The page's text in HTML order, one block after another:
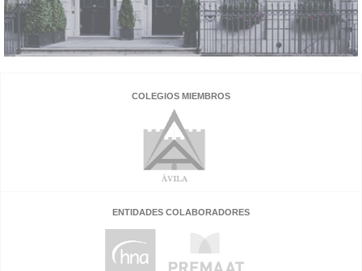
COLEGIOS MIEMBROS
ENTIDADES COLABORADORES